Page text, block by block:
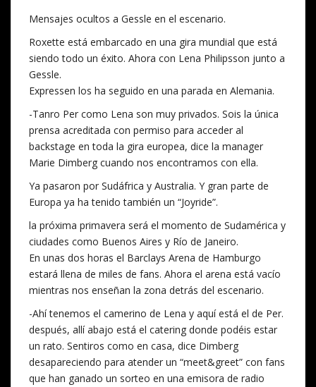
Mensajes ocultos a Gessle en el escenario.
Roxette está embarcado en una gira mundial que está
siendo todo un éxito. Ahora con Lena Philipsson junto a
Gessle.
Expressen los ha seguido en una parada en Alemania.
-Tanro Per como Lena son muy privados. Sois la única
prensa acreditada con permiso para acceder al
backstage en toda la gira europea, dice la manager
Marie Dimberg cuando nos encontramos con ella.
Ya pasaron por Sudáfrica y Australia. Y gran parte de
Europa ya ha tenido también un “Joyride”.
la próxima primavera será el momento de Sudamérica y
ciudades como Buenos Aires y Río de Janeiro.
En unas dos horas el Barclays Arena de Hamburgo
estará llena de miles de fans. Ahora el arena está vacío
mientras nos enseñan la zona detrás del escenario.
-Ahí tenemos el camerino de Lena y aquí está el de Per.
después, allí abajo está el catering donde podéis estar
un rato. Sentiros como en casa, dice Dimberg
desapareciendo para atender un “meet&greet” con fans
que han ganado un sorteo en una emisora de radio